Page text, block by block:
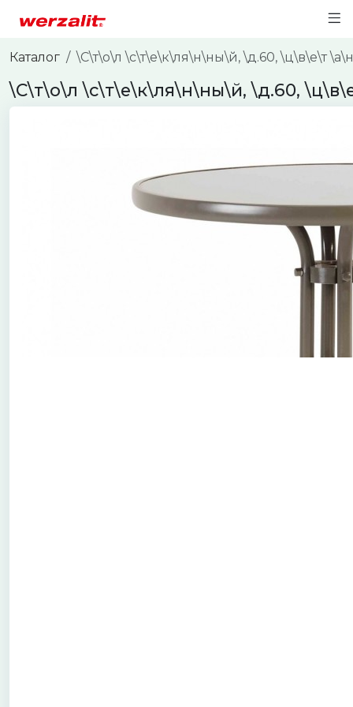
Каталог \С\т\о\л \с\т\е\к\ля\н\ны\й, \д.60, \ц\в\е\т
\С\т\о\л \с\т\е\к\ля\н\ны\й, \д.60,